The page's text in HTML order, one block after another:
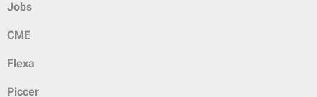
Jobs
CME
Flexa
Piccer